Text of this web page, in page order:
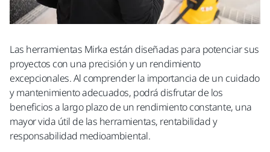
Las herramientas Mirka están diseñadas para potenciar sus
proyectos con una precisión y un rendimiento
excepcionales. Al comprender la importancia de un cuidado
y mantenimiento adecuados, podrá disfrutar de los
beneficios a largo plazo de un rendimiento constante, una
mayor vida útil de las herramientas, rentabilidad y
responsabilidad medioambiental.